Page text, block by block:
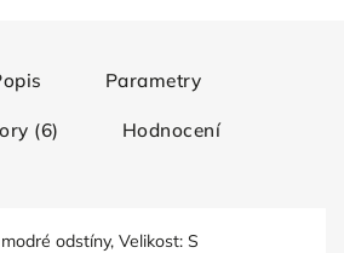
Parametry
(6) Hodnocení
odstíny, Velikost: S